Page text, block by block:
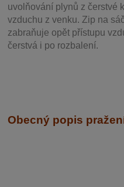
uvolňování plynů z čerstvé
vzduchu z venku. Zip na
zabraňuje opět přístupu
čerstvá i po rozbalení.
Obecný popis